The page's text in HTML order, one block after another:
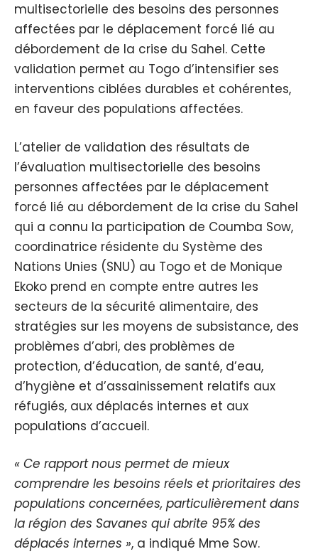
multisectorielle des besoins des personnes
affectées par le déplacement forcé lié au
débordement de la crise du Sahel. Cette
validation permet au Togo d’intensifier ses
interventions ciblées durables et cohérentes,
en faveur des populations affectées.
L’atelier de validation des résultats de
l’évaluation multisectorielle des besoins
personnes affectées par le déplacement
forcé lié au débordement de la crise du Sahel
qui a connu la participation de Coumba Sow,
coordinatrice résidente du Système des
Nations Unies (SNU) au Togo et de Monique
Ekoko prend en compte entre autres les
secteurs de la sécurité alimentaire, des
stratégies sur les moyens de subsistance, des
problèmes d’abri, des problèmes de
protection, d’éducation, de santé, d’eau,
d’hygiène et d’assainissement relatifs aux
réfugiés, aux déplacés internes et aux
populations d’accueil.
« Ce rapport nous permet de mieux
comprendre les besoins réels et prioritaires des
populations concernées, particulièrement dans
la région des Savanes qui abrite 95% des
déplacés internes », a indiqué Mme Sow.